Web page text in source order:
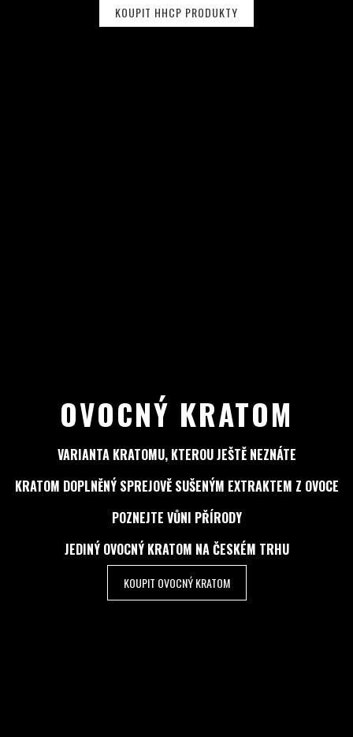
OVOCNÝ KRATOM
VARIANTA KRATOMU, KTEROU JEŠTĚ NEZNÁTE
KRATOM DOPLNĚNÝ SPREJOVĚ SUŠENÝM EXTRAKTEM Z OVOCE
POZNEJTE VŮNI PŘÍRODY
JEDINÝ OVOCNÝ KRATOM NA ČESKÉM TRHU
KOUPIT OVOCNÝ KRATOM
KOUPIT HHCP PRODUKTY